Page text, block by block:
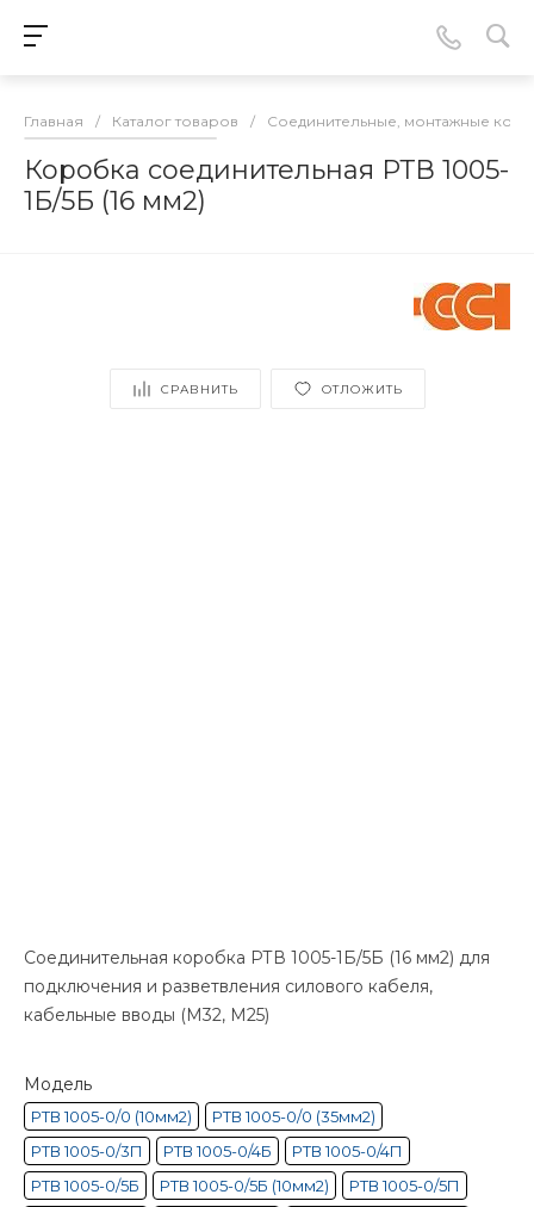
Главная / Каталог товаров / Соединительные, монтажные
Коробка соединительная РТВ 1005-
1Б/5Б (16 мм2)
СРАВНИТЬ ОТЛОЖИТЬ
Соединительная коробка РТВ 1005-1Б/5Б (16 мм2) для
подключения и разветвления силового кабеля,
кабельные вводы (М32, М25)
Модель
РТВ 1005-0/0 (10мм2)
РТВ 1005-0/0 (35мм2)
РТВ 1005-0/3П
РТВ 1005-0/4Б
РТВ 1005-0/4П
РТВ 1005-0/5Б
РТВ 1005-0/5Б (10мм2)
РТВ 1005-0/5П